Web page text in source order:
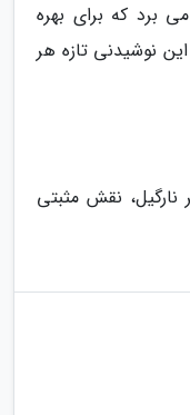
برد که برای بهره
نوشیدنی تازه هر
نقش مثبتی